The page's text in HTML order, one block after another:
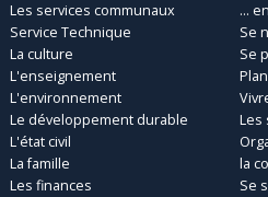
Les services communaux
Service Technique
La culture
L'enseignement
L'environnement
Le développement durable
L'état civil
La famille
Les finances
...
Se
Se
Les
la
Se